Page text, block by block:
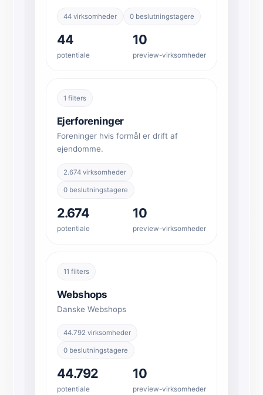
44 virksomheder 0 beslutningstagere
44
potentiale
10
preview-virksomheder
1 filters
Ejerforeninger
Foreninger hvis formål er drift af
ejendomme.
2.674 virksomheder
0 beslutningstagere
2.674
potentiale
10
preview-virksomheder
11 filters
Webshops
Danske Webshops
44.792 virksomheder
0 beslutningstagere
44.792
potentiale
10
preview-virksomheder